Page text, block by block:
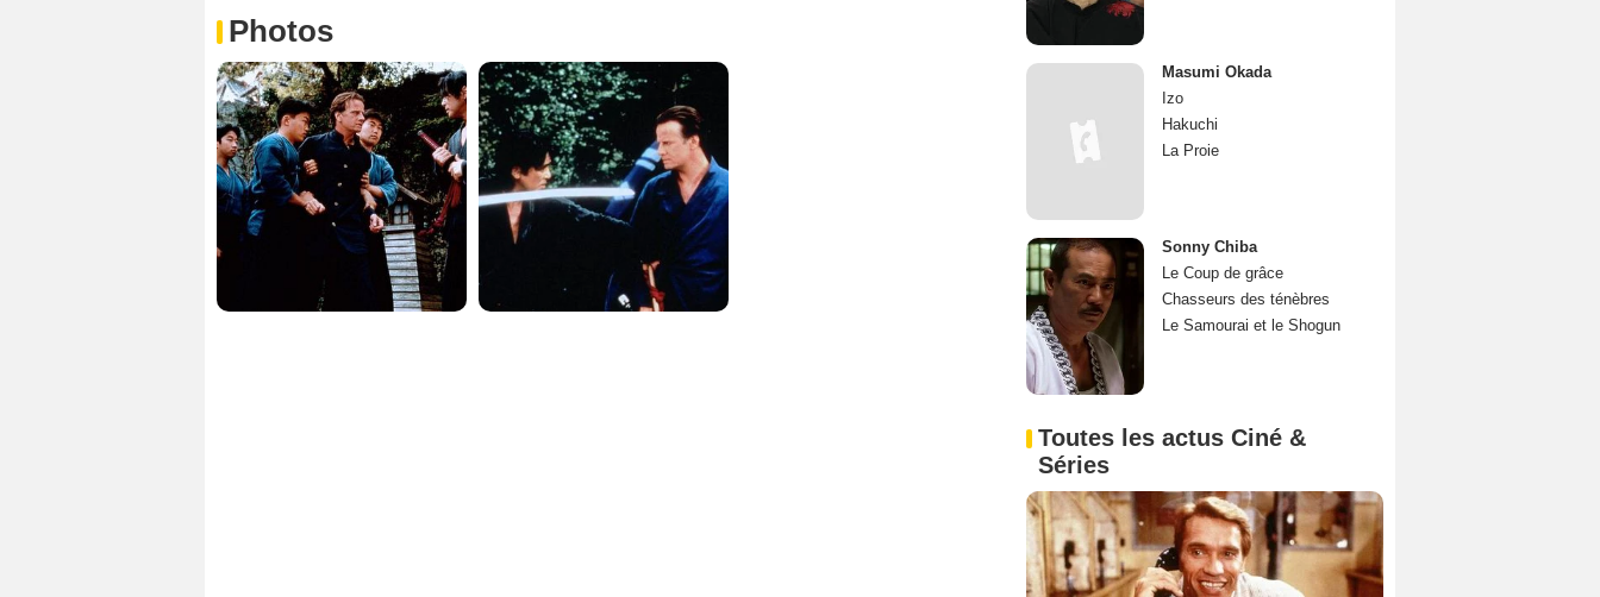
Photos
Masumi Okada
Izo
Hakuchi
La Proie
Sonny Chiba
Le Coup de grâce
Chasseurs des ténèbres
Le Samourai et le Shogun
Toutes les actus Ciné &
Séries